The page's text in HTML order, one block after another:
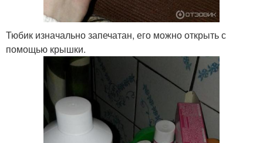
Тюбик изначально запечатан, его можно открыть с
помощью крышки.